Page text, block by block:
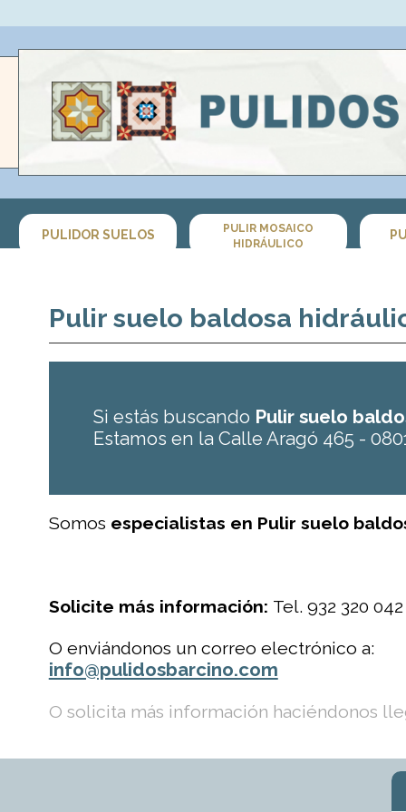
PULIDOR SUELOS
PULIR MOSAICO
HIDRÁULICO
Pulir suelo baldosa
Si estás buscando Pulir suelo
Estamos en la Calle Aragó 465 -
Somos especialistas en Pulir suelo
Solicite más información: Tel. 932 320
O enviándonos un correo electrónico a:
info@pulidosbarcino.com
O solicita más información haciéndonos